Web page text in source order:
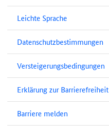
Leichte Sprache
Datenschutzbestimmungen
Versteigerungsbedingungen
Erklärung zur Barrierefreiheit
Barriere melden